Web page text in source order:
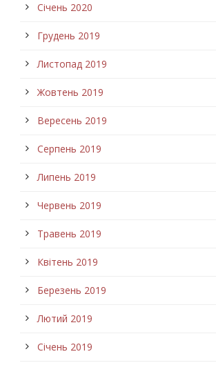
Січень 2020
Грудень 2019
Листопад 2019
Жовтень 2019
Вересень 2019
Серпень 2019
Липень 2019
Червень 2019
Травень 2019
Квітень 2019
Березень 2019
Лютий 2019
Січень 2019